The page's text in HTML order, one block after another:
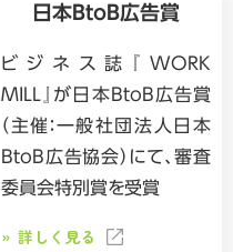
日本BtoB広告賞
ビジネス誌『WORK
MILL』が日本BtoB広告賞
（主催：一般社団法人日本
BtoB広告協会）にて、審査
委員会特別賞を受賞
詳しく見る